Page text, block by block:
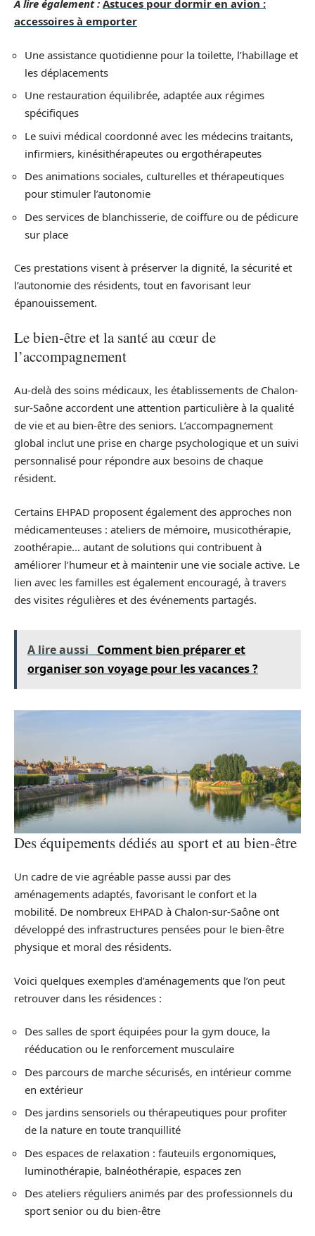
A lire également : Astuces pour dormir en avion :
accessoires à emporter
Une assistance quotidienne pour la toilette, l’habillage et
les déplacements
Une restauration équilibrée, adaptée aux régimes
spécifiques
Le suivi médical coordonné avec les médecins traitants,
infirmiers, kinésithérapeutes ou ergothérapeutes
Des animations sociales, culturelles et thérapeutiques
pour stimuler l’autonomie
Des services de blanchisserie, de coiffure ou de pédicure
sur place
Ces prestations visent à préserver la dignité, la sécurité et
l’autonomie des résidents, tout en favorisant leur
épanouissement.
Le bien-être et la santé au cœur de
l’accompagnement
Au-delà des soins médicaux, les établissements de Chalon-
sur-Saône accordent une attention particulière à la qualité
de vie et au bien-être des seniors. L’accompagnement
global inclut une prise en charge psychologique et un suivi
personnalisé pour répondre aux besoins de chaque
résident.
Certains EHPAD proposent également des approches non
médicamenteuses : ateliers de mémoire, musicothérapie,
zoothérapie… autant de solutions qui contribuent à
améliorer l’humeur et à maintenir une vie sociale active. Le
lien avec les familles est également encouragé, à travers
des visites régulières et des événements partagés.
A lire aussi
Comment bien préparer et
organiser son voyage pour les vacances ?
Des équipements dédiés au sport et au bien-être
Un cadre de vie agréable passe aussi par des
aménagements adaptés, favorisant le confort et la
mobilité. De nombreux EHPAD à Chalon-sur-Saône ont
développé des infrastructures pensées pour le bien-être
physique et moral des résidents.
Voici quelques exemples d’aménagements que l’on peut
retrouver dans les résidences :
Des salles de sport équipées pour la gym douce, la
rééducation ou le renforcement musculaire
Des parcours de marche sécurisés, en intérieur comme
en extérieur
Des jardins sensoriels ou thérapeutiques pour profiter
de la nature en toute tranquillité
Des espaces de relaxation : fauteuils ergonomiques,
luminothérapie, balnéothérapie, espaces zen
Des ateliers réguliers animés par des professionnels du
sport senior ou du bien-être